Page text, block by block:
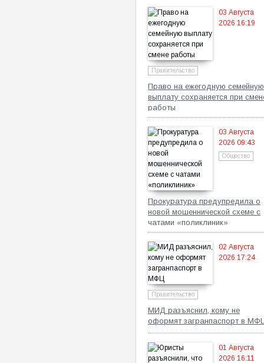
03 Августа
2026 16:19
Правительство
Право на ежегодную семейную
выплату сохраняется при
работы
03 Августа
2026 09:43
Общество
Прокуратура предупредила о
новой мошеннической схеме с
чатами «поликлиник»
02 Августа
2026 17:24
Правительство
МИД разъяснил, кому не
оформят загранпаспорт в
01 Августа
2026 16:11